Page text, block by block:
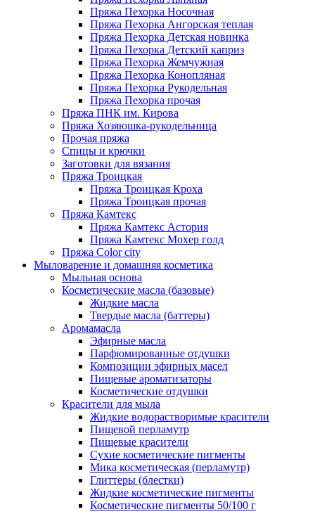
Пряжа Пехорка Носочная
Пряжа Пехорка Ангорская теплая
Пряжа Пехорка Детская новинка
Пряжа Пехорка Детский каприз
Пряжа Пехорка Жемчужная
Пряжа Пехорка Конопляная
Пряжа Пехорка Рукодельная
Пряжа Пехорка прочая
Пряжа ПНК им. Кирова
Пряжа Хозяюшка-рукодельница
Прочая пряжа
Спицы и крючки
Заготовки для вязания
Пряжа Троицкая
Пряжа Троицкая Кроха
Пряжа Троицкая прочая
Пряжа Камтекс
Пряжа Камтекс Астория
Пряжа Камтекс Мохер голд
Пряжа Color city
Мыловарение и домашняя косметика
Мыльная основа
Косметические масла (базовые)
Жидкие масла
Твердые масла (баттеры)
Аромамасла
Эфирные масла
Парфюмированные отдушки
Композиции эфирных масел
Пищевые ароматизаторы
Косметические отдушки
Красители для мыла
Жидкие водорастворимые красители
Пищевой перламутр
Пищевые красители
Сухие косметические пигменты
Мика косметическая (перламутр)
Глиттеры (блестки)
Жидкие косметические пигменты
Косметические пигменты 50/100 г